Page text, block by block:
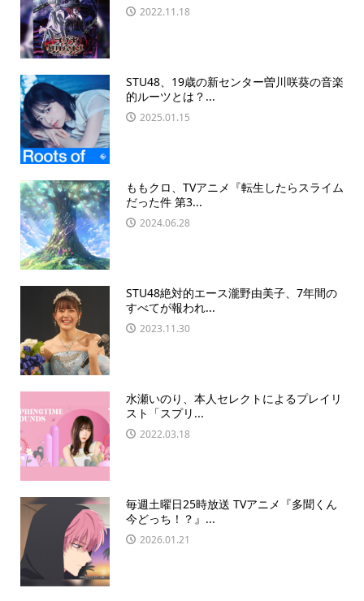
2022.11.18
STU48、19歳の新センター曽川咲葵の音楽
的ルーツとは？...
2025.01.15
ももクロ、TVアニメ『転生したらスライム
だった件 第3...
2024.06.28
STU48絶対的エース瀧野由美子、7年間の
すべてが報われ...
2023.11.30
水瀬いのり、本人セレクトによるプレイリ
スト「スプリ...
2022.03.18
毎週土曜日25時放送 TVアニメ『多聞くん
今どっち！？』...
2026.01.21